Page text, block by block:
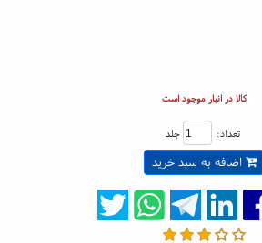
کالا در انبار موجود است
تعداد: جلد
اضافه به سبد خرید